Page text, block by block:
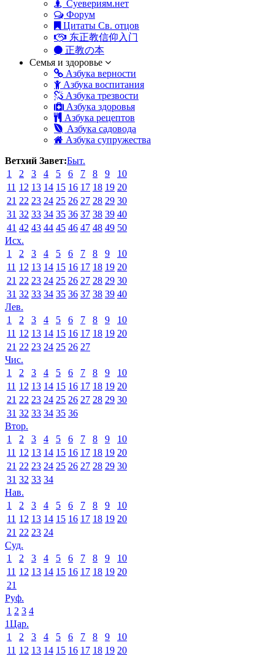
Суевериям.нет
Форум
Цитаты Св. отцов
东正教信仰入门
正教の本
Семья и здоровье
Азбука верности
Азбука воспитания
Азбука трезвости
Азбука здоровья
Азбука рецептов
Азбука садовода
Азбука супружества
Ветхий Завет:Быт.
1
2 3 4 5 6 7 8 9
10
11 12 13 14 15 16 17 18 19 20
21 22 23 24 25 26 27 28 29 30
31 32 33 34 35 36 37 38 39 40
41 42 43 44 45 46 47 48 49 50
Исх.
1
2 3 4 5 6 7 8 9
10
11 12 13 14 15 16 17 18 19 20
21 22 23 24 25 26 27 28 29 30
31 32 33 34 35 36 37 38 39 40
Лев.
1
2 3 4 5 6 7 8 9
10
11 12 13 14 15 16 17 18 19 20
21 22 23 24 25 26 27
Чис.
1
2 3 4 5 6 7 8 9
10
11 12 13 14 15 16 17 18 19 20
21 22 23 24 25 26 27 28 29 30
31 32 33 34 35 36
Втор.
1
2 3 4 5 6 7 8 9
10
11 12 13 14 15 16 17 18 19 20
21 22 23 24 25 26 27 28 29 30
31 32 33 34
Нав.
1
2 3 4 5 6 7 8 9
10
11 12 13 14 15 16 17 18 19 20
21 22 23 24
Суд.
1
2 3 4 5 6 7 8 9
10
11 12 13 14 15 16 17 18 19 20
21
Руф.
1 2 3 4
1Цар.
1
2 3 4 5 6 7 8 9
10
11 12 13 14 15 16 17 18 19 20